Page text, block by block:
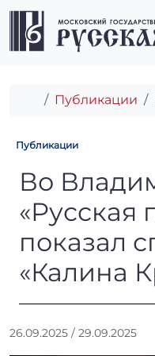
Перейти к
Перейти к футеру
Главная
Публикации
Публикации
Во
Во
«Русская
показал
«Калина
26.09.2025 / 29.09.2025